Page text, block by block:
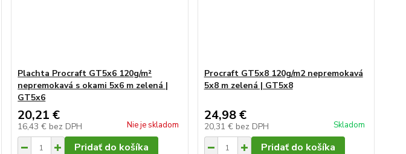
Plachta Procraft GT5x6 120g/m²
nepremokavá s okami 5x6 m zelená |
GT5x6
20,21 €
16,43 € bez DPH Nie je skladom
Pridať do košíka
Procraft GT5x8 120g/m2 nepremokavá
5x8 m zelená | GT5x8
24,98 €
20,31 € bez DPH Skladom
Pridať do košíka